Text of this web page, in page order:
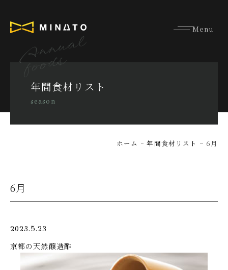
年間食材リスト
season
Annual
foods
ホーム 年間食材リスト 6月
6月
2023.5.23
京都の天然醸造酢